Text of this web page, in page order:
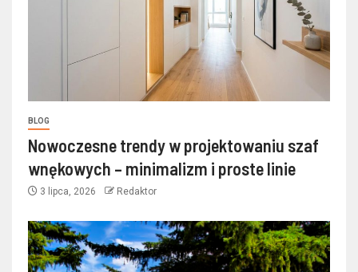
BLOG
Nowoczesne trendy w projektowaniu szaf
wnękowych – minimalizm i proste linie
3 lipca, 2026 Redaktor